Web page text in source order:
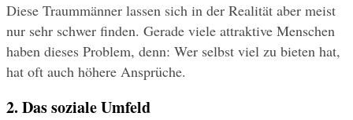
Diese Traummänner lassen sich in der Realität aber meist
nur sehr schwer finden. Gerade viele attraktive Menschen
haben dieses Problem, denn: Wer selbst viel zu bieten hat,
hat oft auch höhere Ansprüche.
2. Das soziale Umfeld